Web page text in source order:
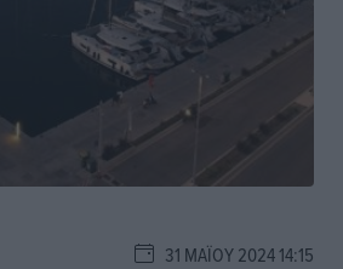
31 ΜΑΪ́ΟΥ 2024 14:15